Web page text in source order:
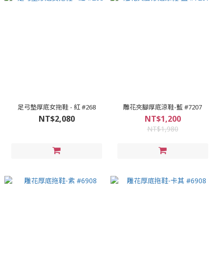
足弓墊厚底女拖鞋 - 紅 #268
NT$2,080
雕花夾腳厚底涼鞋-藍 #7207
NT$1,200
NT$1,980